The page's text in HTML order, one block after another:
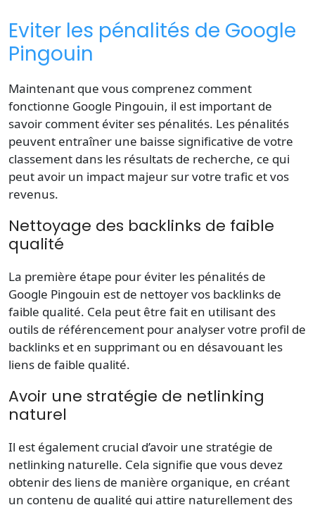
Eviter les pénalités de Google
Pingouin
Maintenant que vous comprenez comment
fonctionne Google Pingouin, il est important de
savoir comment éviter ses pénalités. Les pénalités
peuvent entraîner une baisse significative de votre
classement dans les résultats de recherche, ce qui
peut avoir un impact majeur sur votre trafic et vos
revenus.
Nettoyage des backlinks de faible
qualité
La première étape pour éviter les pénalités de
Google Pingouin est de nettoyer vos backlinks de
faible qualité. Cela peut être fait en utilisant des
outils de référencement pour analyser votre profil de
backlinks et en supprimant ou en désavouant les
liens de faible qualité.
Avoir une stratégie de netlinking
naturel
Il est également crucial d’avoir une stratégie de
netlinking naturelle. Cela signifie que vous devez
obtenir des liens de manière organique, en créant
un contenu de qualité qui attire naturellement des